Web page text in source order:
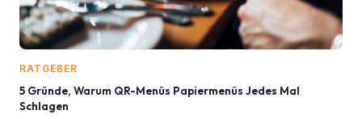
RATGEBER
5 Gründe, Warum QR-Menüs Papiermenüs Jedes Mal
Schlagen